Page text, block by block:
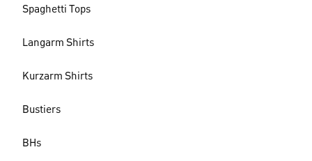
Spaghetti Tops
Langarm Shirts
Kurzarm Shirts
Bustiers
BHs